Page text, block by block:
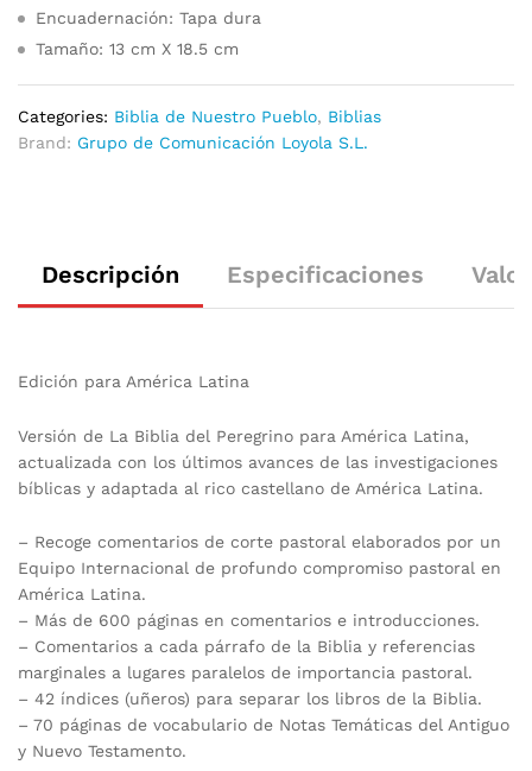
Encuadernación: Tapa dura
Tamaño: 13 cm X 18.5 cm
Categories: Biblia de Nuestro Pueblo, Biblias
Brand: Grupo de Comunicación Loyola S.L.
Descripción Especificaciones
Edición para América Latina
Versión de La Biblia del Peregrino para América Latina,
actualizada con los últimos avances de las investigaciones
bíblicas y adaptada al rico castellano de América Latina.
– Recoge comentarios de corte pastoral elaborados por un
Equipo Internacional de profundo compromiso pastoral en
América Latina.
– Más de 600 páginas en comentarios e introducciones.
– Comentarios a cada párrafo de la Biblia y referencias
marginales a lugares paralelos de importancia pastoral.
– 42 índices (uñeros) para separar los libros de la Biblia.
– 70 páginas de vocabulario de Notas Temáticas del Antiguo
y Nuevo Testamento.